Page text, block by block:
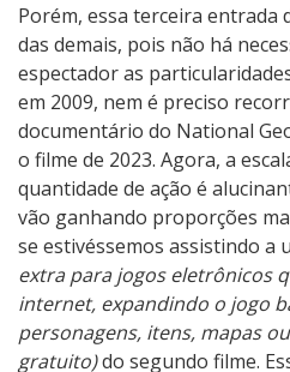
Porém, essa terceira entrada
das demais, pois não há
espectador as
em 2009, nem é preciso
documentário do National
o filme de 2023. Agora, a
quantidade de ação é
vão ganhando proporções
se estivéssemos assistindo a
extra para jogos eletrônicos
internet, expandindo o jogo
personagens, itens, mapas
gratuito)do segundo filme.